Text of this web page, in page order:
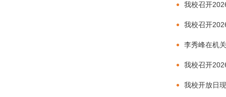
我校召开
我校召开
李秀峰在机
我校召开
我校开放日